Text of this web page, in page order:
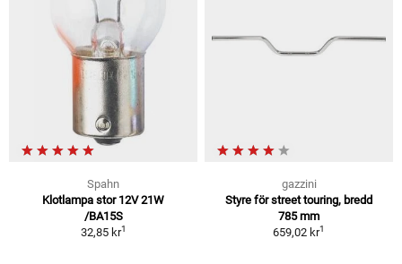
Spahn
Klotlampa stor 12V 21W
/BA15S
32,85 kr1
gazzini
Styre för street touring, bredd
785 mm
659,02 kr1